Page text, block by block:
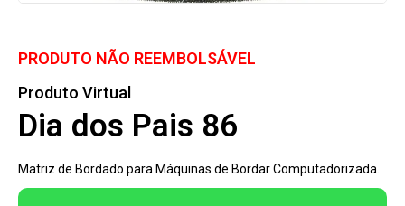
PRODUTO NÃO REEMBOLSÁVEL
Produto Virtual
Dia dos Pais 86
Matriz de Bordado para Máquinas de Bordar Computadorizada.